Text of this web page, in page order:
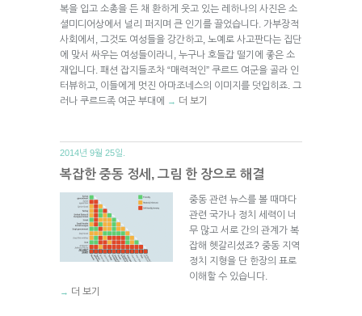
복을 입고 소총을 든 채 환하게 웃고 있는 레하나의 사진은 소
셜미디어상에서 널리 퍼지며 큰 인기를 끌었습니다. 가부장적
사회에서, 그것도 여성들을 강간하고, 노예로 사고판다는 집단
에 맞서 싸우는 여성들이라니, 누구나 호들갑 떨기에 좋은 소
재입니다. 패션 잡지들조차 “매력적인” 쿠르드 여군을 골라 인
터뷰하고, 이들에게 멋진 아마조네스의 이미지를 덧입히죠. 그
러나 쿠르드족 여군 부대에
→ 더 보기
2014년 9월 25일.
복잡한 중동 정세, 그림 한 장으로 해결
중동 관련 뉴스를 볼 때마다
관련 국가나 정치 세력이 너
무 많고 서로 간의 관계가 복
잡해 헷갈리셨죠? 중동 지역
정치 지형을 단 한장의 표로
이해할 수 있습니다.
→ 더 보기